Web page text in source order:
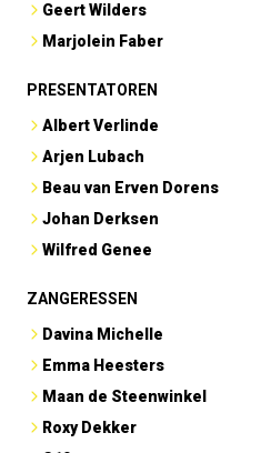
Geert Wilders
Marjolein Faber
PRESENTATOREN
Albert Verlinde
Arjen Lubach
Beau van Erven Dorens
Johan Derksen
Wilfred Genee
ZANGERESSEN
Davina Michelle
Emma Heesters
Maan de Steenwinkel
Roxy Dekker